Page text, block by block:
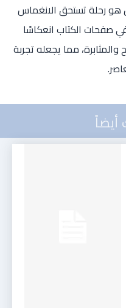
هو رحلة تستحق الانغماس
صفحات الكتاب انعكاسًا
والمثابرة، مما يجعله تجربة